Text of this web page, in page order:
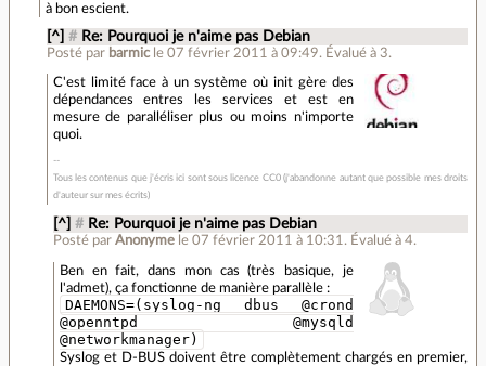
à bon escient.
[^] # Re: Pourquoi je n'aime pas Debian
Posté par barmic le 07 février 2011 à 09:49. Évalué à 3.
C'est limité face à un système où init gère des
dépendances entres les services et est en
mesure de paralléliser plus ou moins n'importe
quoi.
Tous les contenus que j'écris ici sont sous licence CC0 (j'abandonne autant que possible mes droits
d'auteur sur mes écrits)
[^] # Re: Pourquoi je n'aime pas Debian
Posté par Anonyme le 07 février 2011 à 10:31 . Évalué à 4.
Ben en fait, dans mon cas (très basique, je
l'admet), ça fonctionne de manière parallèle :
DAEMONS=(syslog-ng dbus @crond
@openntpd @mysqld
@networkmanager)
Syslog et D-BUS doivent être complètement chargés en premier,